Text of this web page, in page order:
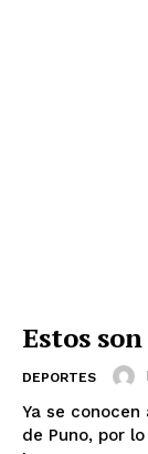
Estos
DEPORTES
Ya se
de Puno, por